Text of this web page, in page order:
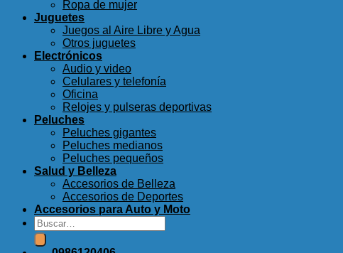
Ropa de mujer
Juguetes
Juegos al Aire Libre y Agua
Otros juguetes
Electrónicos
Audio y video
Celulares y telefonía
Oficina
Relojes y pulseras deportivas
Peluches
Peluches gigantes
Peluches medianos
Peluches pequeños
Salud y Belleza
Accesorios de Belleza
Accesorios de Deportes
Accesorios para Auto y Moto
Buscar
por: